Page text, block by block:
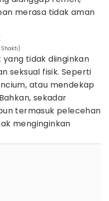
merasa tidak aman
tidak diinginkan
seksual fisik. Seperti
atau mendekap
sekadar
termasuk pelecehan
menginginkan